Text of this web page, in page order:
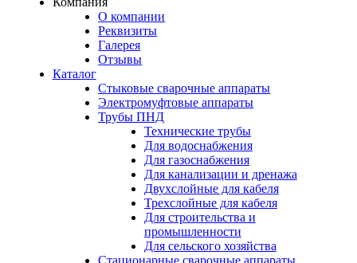
О компании
Реквизиты
Галерея
Отзывы
Каталог
Стыковые сварочные аппараты
Электромуфтовые аппараты
Трубы ПНД
Технические трубы
Для водоснабжения
Для газоснабжения
Для канализации и дренажа
Двухслойные для кабеля
Трехслойные для кабеля
Для строительства и
промышленности
Для сельского хозяйства